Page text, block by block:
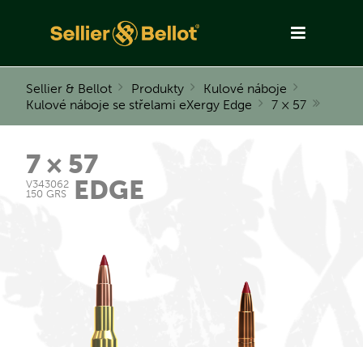
Sellier & Bellot Produkty
Kulové náboje
Kulové náboje se střelami eXergy Edge
7 × 57
7 × 57
EDGE
V343062
150 GRS